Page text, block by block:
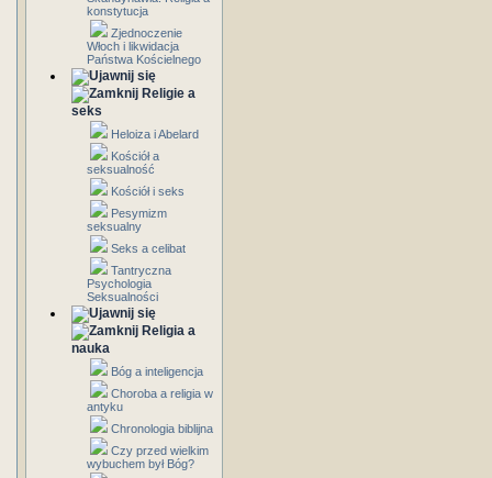
konstytucja
Zjednoczenie
Włoch i likwidacja
Państwa Kościelnego
Religie a
seks
Heloiza i Abelard
Kościół a
seksualność
Kościół i seks
Pesymizm
seksualny
Seks a celibat
Tantryczna
Psychologia
Seksualności
Religia a
nauka
Bóg a inteligencja
Choroba a religia w
antyku
Chronologia biblijna
Czy przed wielkim
wybuchem był Bóg?